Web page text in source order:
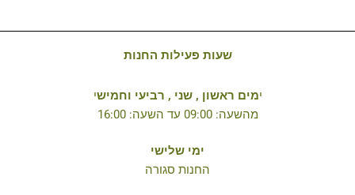
שעות פעילות החנות
ימים ראשון , שני , רביעי וחמישי
מהשעה: 09:00 עד השעה: 16:00
ימי שלישי
החנות סגורה